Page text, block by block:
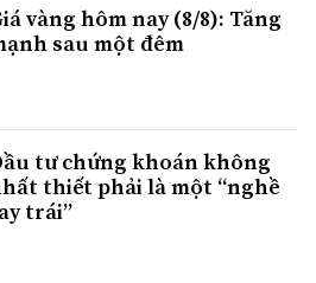
vàng hôm nay (8/8): Tăng
sau một đêm
tư chứng khoán không
thiết phải là một “nghề
trái”